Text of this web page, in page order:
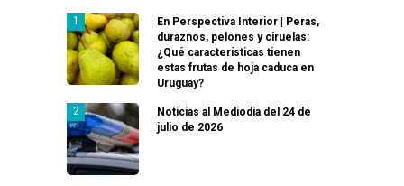
En Perspectiva Interior | Peras,
duraznos, pelones y ciruelas:
¿Qué características tienen
estas frutas de hoja caduca en
Uruguay?
Noticias al Mediodía del 24 de
julio de 2026